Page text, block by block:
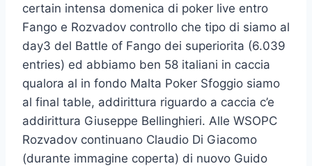
certain intensa domenica di poker live entro
Fango e Rozvadov controllo che tipo di siamo al
day3 del Battle of Fango dei superiorita (6.039
entries) ed abbiamo ben 58 italiani in caccia
qualora al in fondo Malta Poker Sfoggio siamo
al final table, addirittura riguardo a caccia c’e
addirittura Giuseppe Bellinghieri. Alle WSOPC
Rozvadov continuano Claudio Di Giacomo
(durante immagine coperta) di nuovo Guido